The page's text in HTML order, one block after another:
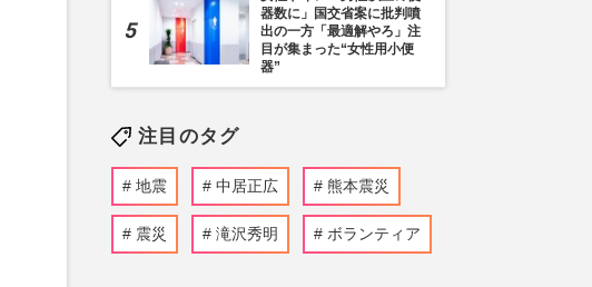
器数に」国交省案に批判噴
出の一方「最適解やろ」注
目が集まった“女性用小便
器”
注目のタグ
地震 中居正広 熊本震災
震災 滝沢秀明 ボランティア